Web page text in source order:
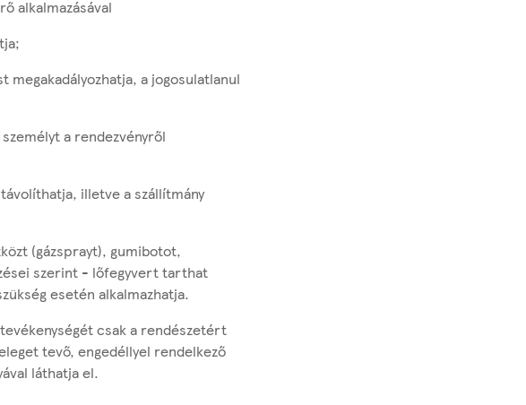
alkalmazásával
a jogosulatlanul
a rendezvényről
illetve a szállítmány
(gázsprayt), gumibotot,
szerint - lőfegyvert tarthat
esetén alkalmazhatja.
csak a rendészetért
tevő, engedéllyel rendelkező
láthatja el.